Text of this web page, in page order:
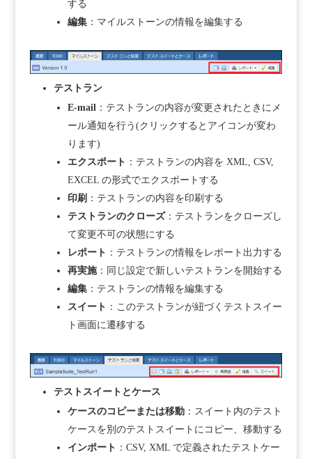
する
編集：マイルストーンの情報を編集する
テストラン
E-mail ：テストランの内容が変更されたときにメ
ール通知を行う(クリックするとアイコンが変わ
ります)
エクスポート ：テストランの内容を XML, CSV,
EXCEL の形式でエクスポートする
印刷 ：テストランの内容を印刷する
テストランのクローズ：テストランをクローズし
て変更不可の状態にする
レポート ：テストランの情報をレポート出力する
再実施：同じ設定で新しいテストランを開始する
編集：テストランの情報を編集する
スイート ：このテストランが紐づくテストスイー
ト画面に遷移する
テストスイートとケース
ケースのコピーまたは移動：スイート内のテスト
ケースを別のテストスイートにコピー、移動する
インポート ：CSV, XML で定義されたテストケー